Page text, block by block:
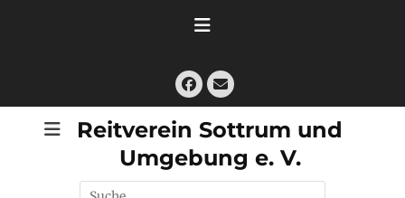
Facebook
E-
Mail
Reitverein Sottrum und
Umgebung e. V.
Suche